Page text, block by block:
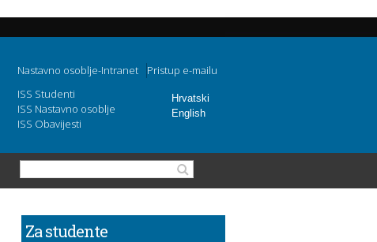
Hrvatski
English
Nastavno osoblje-Intranet
Pristup e-mailu
ISS Studenti
ISS Nastavno osoblje
ISS Obavijesti
Obrazac pretraživanja
Za studente